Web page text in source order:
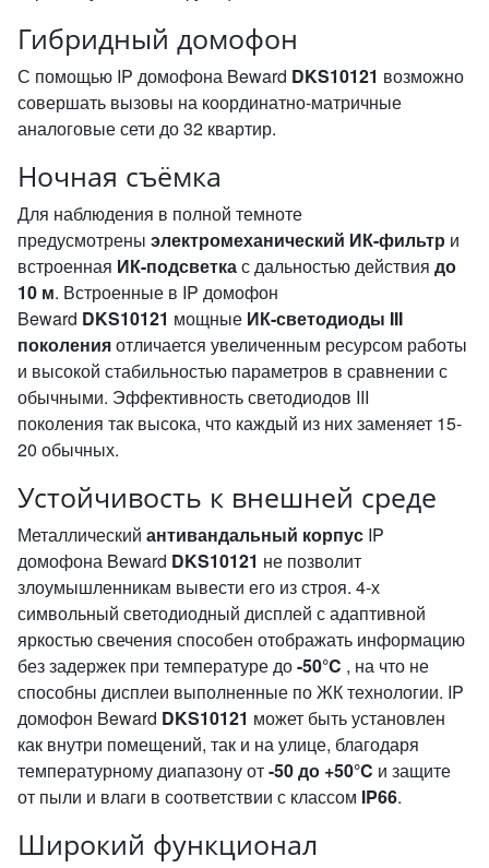
Гибридный домофон
С помощью IP домофона Beward DKS10121 возможно
совершать вызовы на координатно-матричные
аналоговые сети до 32 квартир.
Ночная съёмка
Для наблюдения в полной темноте
предусмотрены электромеханический ИК-фильтр и
встроенная ИК-подсветкас дальностью действия до
10 м. Встроенные в IP домофон
Beward DKS10121 мощные ИК-светодиоды III
поколенияотличается увеличенным ресурсом работы
и высокой стабильностью параметров в сравнении с
обычными. Эффективность светодиодов III
поколения так высока, что каждый из них заменяет 15-
20 обычных.
Устойчивость к внешней среде
Металлический антивандальный корпус IP
домофона Beward DKS10121 не позволит
злоумышленникам вывести его из строя. 4-х
символьный светодиодный дисплей с адаптивной
яркостью свечения способен отображать информацию
без задержек при температуре до-50°C , на что не
способны дисплеи выполненные по ЖК технологии. IP
домофон Beward DKS10121 может быть установлен
как внутри помещений, так и на улице, благодаря
температурному диапазону от-50 до +50°C и защите
от пыли и влаги в соответствии с классом IP66.
Широкий функционал